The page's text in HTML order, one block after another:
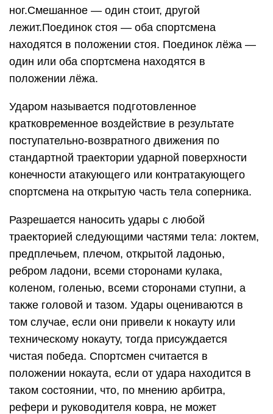
ног.Смешанное — один стоит, другой
лежит.Поединок стоя — оба спортсмена
находятся в положении стоя. Поединок лёжа —
один или оба спортсмена находятся в
положении лёжа.
Ударом называется подготовленное
кратковременное воздействие в результате
поступательно-возвратного движения по
стандартной траектории ударной поверхности
конечности атакующего или контратакующего
спортсмена на открытую часть тела соперника.
Разрешается наносить удары с любой
траекторией следующими частями тела: локтем,
предплечьем, плечом, открытой ладонью,
ребром ладони, всеми сторонами кулака,
коленом, голенью, всеми сторонами ступни, а
также головой и тазом. Удары оцениваются в
том случае, если они привели к нокауту или
техническому нокауту, тогда присуждается
чистая победа. Спортсмен считается в
положении нокаута, если от удара находится в
таком состоянии, что, по мнению арбитра,
рефери и руководителя ковра, не может